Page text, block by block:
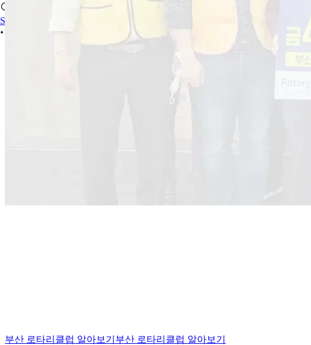
Sign In
부산 로타리클럽 알아보기 부산 로타리클럽 알아보기